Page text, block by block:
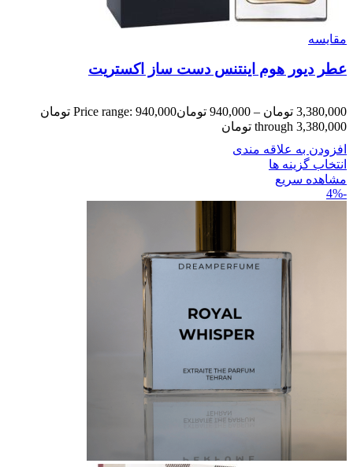
مقایسه
عطر دیور هوم اینتنس دست ساز اکستریت
3,380,000 تومان –
940,000 تومان
Price range: 940,000 تومان
through 3,380,000 تومان
افزودن به علاقه مندی
انتخاب گزینه ها
مشاهده سریع
-4%